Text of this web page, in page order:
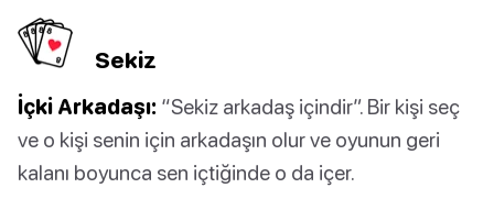
Sekiz
İçki Arkadaşı: “Sekiz arkadaş içindir”. Bir kişi seç
ve o kişi senin için arkadaşın olur ve oyunun geri
kalanı boyunca sen içtiğinde o da içer.